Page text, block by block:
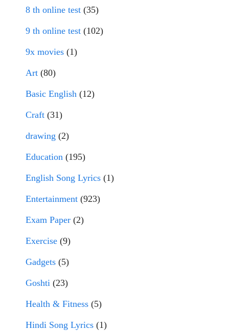
8 th online test (35)
9 th online test (102)
9x movies (1)
Art (80)
Basic English (12)
Craft (31)
drawing (2)
Education (195)
English Song Lyrics (1)
Entertainment (923)
Exam Paper (2)
Exercise (9)
Gadgets (5)
Goshti (23)
Health & Fitness (5)
Hindi Song Lyrics (1)